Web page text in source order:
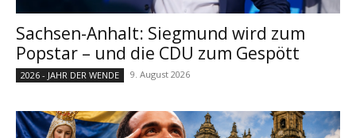
Sachsen-Anhalt: Siegmund wird zum
Popstar – und die CDU zum Gespött
2026 - JAHR DER WENDE 9. August 2026